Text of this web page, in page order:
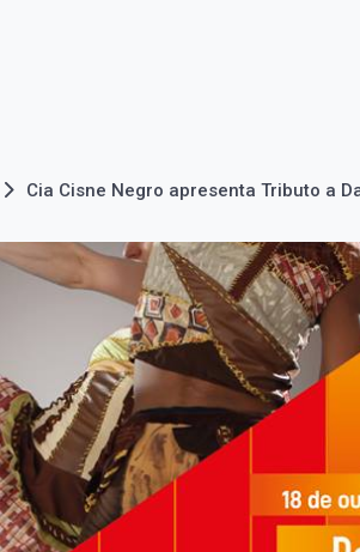
Cia Cisne Negro apresenta Tributo a